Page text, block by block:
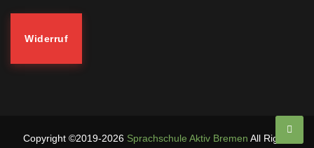
Widerruf
Copyright ©2019-2026 Sprachschule Aktiv Bremen All Rights